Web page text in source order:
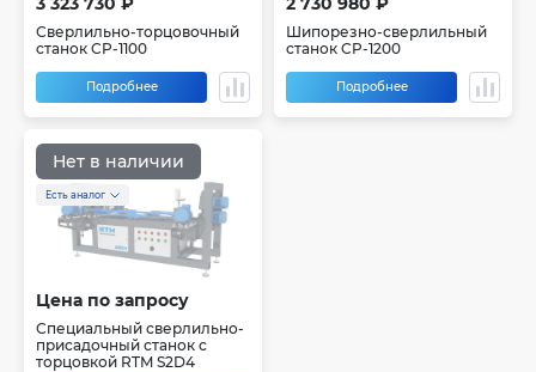
Сверлильно-торцовочный
станок CP-1100
Подробнее
Шипорезно-сверлильный
станок CP-1200
Подробнее
Нет в наличии
Есть аналог
Цена по запросу
Специальный сверлильно-
присадочный станок с
торцовкой RTM S2D4